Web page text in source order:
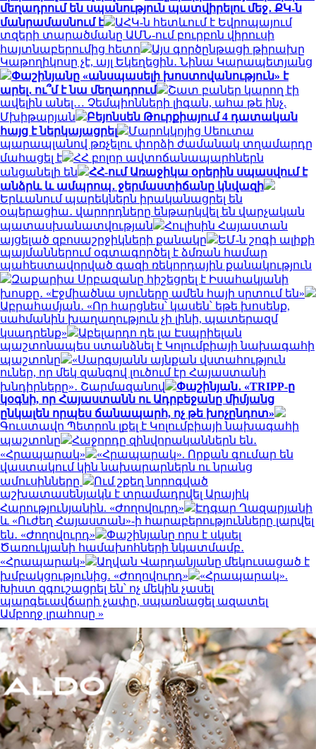
մեղադրում են սպանություն պատվիրելու մեջ․ ՔԿ-ն
մանրամասնում է
ԱՀԿ-ն հետևում է Եվրոպայում
տզերի տարածմանը ԱՄՆ-ում բուրբոն վիրուսի
հայտնաբերումից հետո
Այս գործընթացի թիրախը
Կաթողիկոսը չէ, այլ Եկեղեցին․ Նինա Կարապետյանց
Փաշինյանը «անսպասելի խոստովանություն» է
արել․ ու՞մ է նա մեղադրում
Շատ բաներ կարող էի
ավելին անել… Չեմպիոնների լիգան, ահա թե ինչ.
Մխիթարյան
Բեյոնսեն Թուրքիայում 4 դատական
հայց է ներկայացրել
Մարոկկոյից Սեուտա
պարապլանով թռչելու փորձի ժամանակ տղամարդը
մահացել է
ՀՀ բոլոր ավտոճանապարհներն
անցանելի են
ՀՀ-ում Առաջիկա օրերին սպասվում է
անձրև և ամպրոպ․ ջերմաստիճանը կնվազի
Երևանում պարեկներն իրականացրել են
օպերացիա․ վարորդները ենթարկվել են վարչական
պատասխանատվության
Հուլիսին Հայաստան
այցելած զբոսաշրջիկների քանակը
ԵՄ-ն շոգի ալիքի
պայմաններում օգտագործել է ձմռան համար
պահեստավորված գազի ռեկորդային քանակություն
Զաքարիա Սրբազանը հիշեցրել է Իսահակյանի
խոսքը․ «Էջմիածնա սյուները ամեն հայի սրտում են»
Աբրահամյան․ «Որ հարցնես՝ կասեն՝ եթե խոսենք,
սահմանին խաղաղություն չի լինի, պատերազմ
կսադրենք»
Աբելարդո դե լա Էսպրիելան
պաշտոնապես ստանձնել է Կոլումբիայի նախագահի
պաշտոնը
«Սարգսյանն այնքան վստահություն
ուներ, որ մեկ զանգով լուծում էր Հայաստանի
խնդիրները»․ Շարմազանով
Փաշինյան․ «TRIPP-ը
կօգնի, որ Հայաստանն ու Ադրբեջանը միմյանց
ընկալեն որպես ճանապարհ, ոչ թե խոչընդոտ»
Գուստավո Պետրոն լքել է Կոլումբիայի նախագահի
պաշտոնը
Հաջորդը զինվորականներն են․
«Հրապարակ»
«Հրապարակ». Որքան գումար են
վաստակում կին նախարարներն ու նրանց
ամուսինները
Ում շքեղ նորոգված
աշխատասենյակն է տրամադրվել Արայիկ
Հարությունյանին. «Ժողովուրդ»
Էդգար Ղազարյանի
և «Ուժեղ Հայաստան»-ի հարաբերությունները լարվել
են․ «Ժողովուրդ»
Փաշինյանը որս է սկսել
Ծառուկյանի համախոհների նկատմամբ․
«Հրապարակ»
Աղվան Վարդանյանը մեկուսացած է
խմբակցությունից․ «Ժողովուրդ»
«Հրապարակ».
Խիստ զգուշացրել են՝ ոչ մեկին չասել
պարգեւավճարի չափը, սպառնացել ազատել
Ամբողջ լրահոսը »